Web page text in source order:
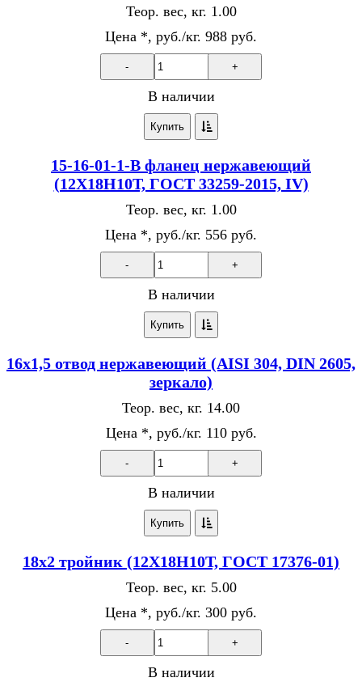
Теор. вес, кг. 1.00
Цена *, руб./кг. 988 руб.
- +
В наличии
Купить
15-16-01-1-В фланец нержавеющий
(12Х18Н10Т, ГОСТ 33259-2015, IV)
Теор. вес, кг. 1.00
Цена *, руб./кг. 556 руб.
- +
В наличии
Купить
16х1,5 отвод нержавеющий (AISI 304, DIN 2605,
зеркало)
Теор. вес, кг. 14.00
Цена *, руб./кг. 110 руб.
- +
В наличии
Купить
18х2 тройник (12Х18Н10Т, ГОСТ 17376-01)
Теор. вес, кг. 5.00
Цена *, руб./кг. 300 руб.
- +
В наличии